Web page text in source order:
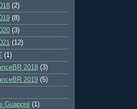
(2)
(8)
(3)
(12)
(1)
2018 (3)
2019 (5)
Guaporé (1)